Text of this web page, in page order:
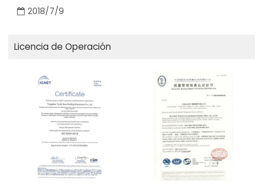
2018/7/9
Licencia de Operación